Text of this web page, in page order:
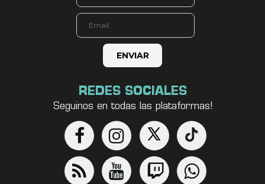
REDES SOCIALES
Seguinos en todas las plataformas!